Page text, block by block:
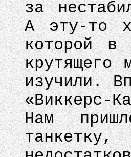
за
А эту-то
которой в
крутящего
изучили.
«Виккерс-
Нам